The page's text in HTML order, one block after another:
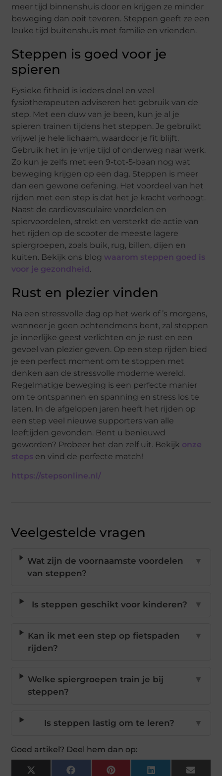
meer tijd binnenshuis door en krijgen ze minder
beweging dan ooit tevoren. Steppen geeft ze een
leuke tijd buitenshuis met familie en vrienden.
Steppen is goed voor je
spieren
Fysieke fitheid is ieders doel en veel
fysiotherapeuten adviseren het gebruik van de
step. Met een duw van je been, kun je al je
spieren trainen tijdens het steppen. Je gebruikt
vrijwel je hele lichaam, waardoor je fit blijft.
Gebruik het in je vrije tijd of onderweg naar werk.
Zo kun je zelfs met een 9-tot-5-baan nog wat
beweging krijgen op een dag. Steppen is meer
dan een gewone oefening. Het voordeel van het
rijden met een step is dat het je kracht verhoogt.
Naast de cardiovasculaire voordelen en
spiervoordelen, strekt en versterkt de actie van
het rijden op de scooter de meeste lagere
spiergroepen, zoals buik, rug, billen, dijen en
kuiten. Bekijk ons blog waarom steppen goed is
voor je gezondheid.
Rust en plezier vinden
Na een stressvolle dag op het werk of ’s morgens,
wanneer je geen ochtendmens bent, zal steppen
je innerlijke geest verlichten en je rust en een
gevoel van plezier geven. Op een step rijden bied
je een perfect moment om te stoppen met
denken aan de stressvolle moderne wereld.
Regelmatige beweging is een perfecte manier
om te ontspannen en spanning en stress los te
laten. In de afgelopen jaren heeft het rijden op
een step veel nieuwe supporters van alle
leeftijden gevonden. Bent u benieuwd
geworden? Probeer het dan zelf uit. Bekijk onze
steps en vind de perfecte match!
https://stepsonline.nl/
Veelgestelde vragen
Wat zijn de voornaamste voordelen
van steppen?
▼
Is steppen geschikt voor kinderen? ▼
Kan ik met een step op fietspaden
rijden?
▼
Welke spiergroepen train je bij
steppen?
▼
Is steppen lastig om te leren? ▼
Goed artikel? Deel hem dan op:
X
FacebookPinterestLinkedInEmail